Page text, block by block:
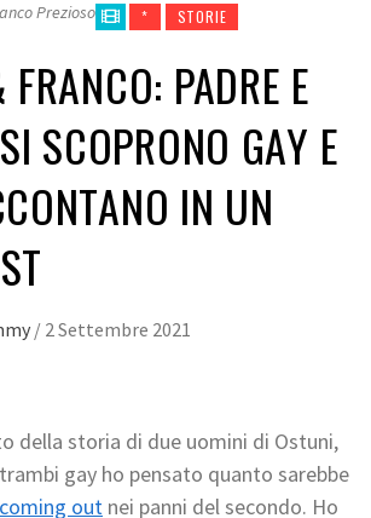
Prezioso * STORIE
PADRE E
SCOPRONO GAY E
IN UN
/ 2 Settembre 2021
della storia di due uomini di Ostuni,
gay ho pensato quanto sarebbe
coming out nei panni del secondo. Ho